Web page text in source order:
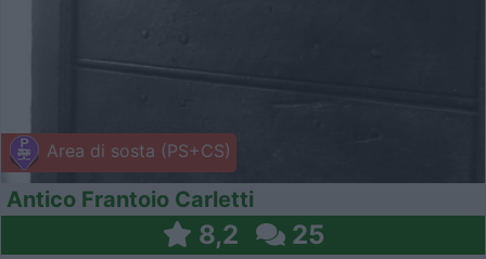
Area di sosta (PS+CS)
Antico Frantoio Carletti
8,2 25